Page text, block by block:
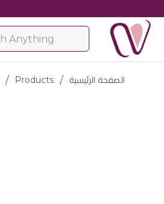
الصفحة الرئيسية /
Products
/